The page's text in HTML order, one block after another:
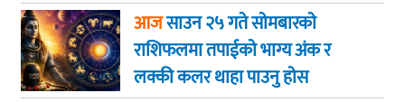
आजसाउन २५ गते साेमबारकाे
राशिफलमा तपाईकाे भाग्य अंक र
लक्की कलर थाहा पाउनु हाेस